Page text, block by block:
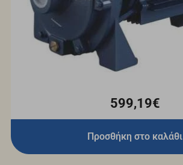
599,19€
Προσθήκη στο καλάθι